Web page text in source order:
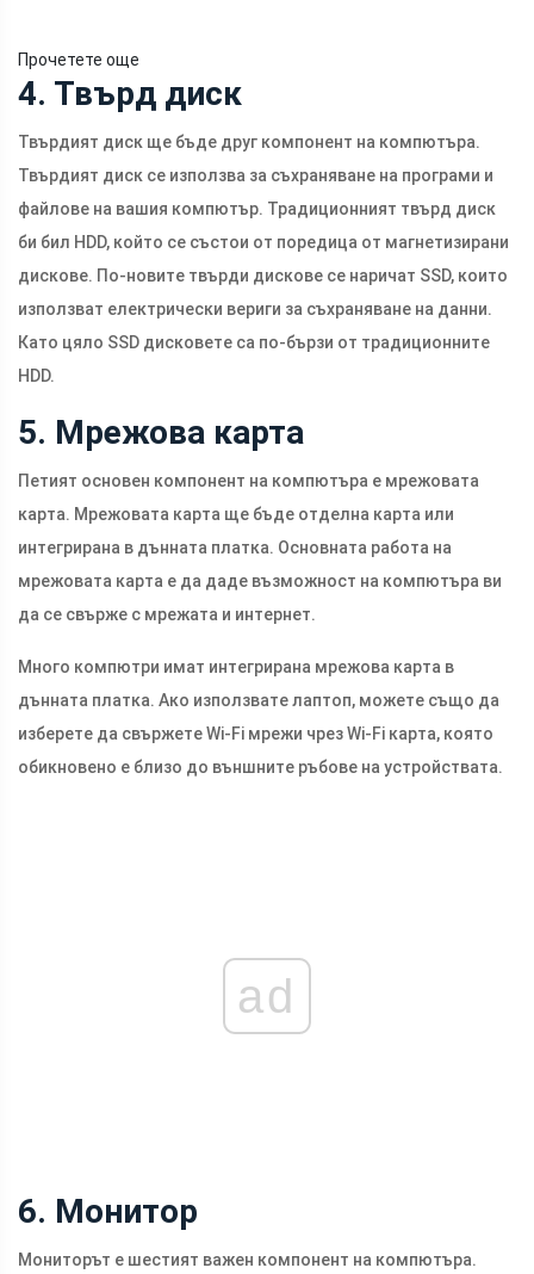
Прочетете още
4. Твърд диск
Твърдият диск ще бъде друг компонент на компютъра.
Твърдият диск се използва за съхраняване на програми и
файлове на вашия компютър. Традиционният твърд диск
би бил HDD, който се състои от поредица от магнетизирани
дискове. По-новите твърди дискове се наричат ​​SSD, които
използват електрически вериги за съхраняване на данни.
Като цяло SSD дисковете са по-бързи от традиционните
HDD.
5. Мрежова карта
Петият основен компонент на компютъра е мрежовата
карта. Мрежовата карта ще бъде отделна карта или
интегрирана в дънната платка. Основната работа на
мрежовата карта е да даде възможност на компютъра ви
да се свърже с мрежата и интернет.
Много компютри имат интегрирана мрежова карта в
дънната платка. Ако използвате лаптоп, можете също да
изберете да свържете Wi-Fi мрежи чрез Wi-Fi карта, която
обикновено е близо до външните ръбове на устройствата.
ad
6. Монитор
Мониторът е шестият важен компонент на компютъра.